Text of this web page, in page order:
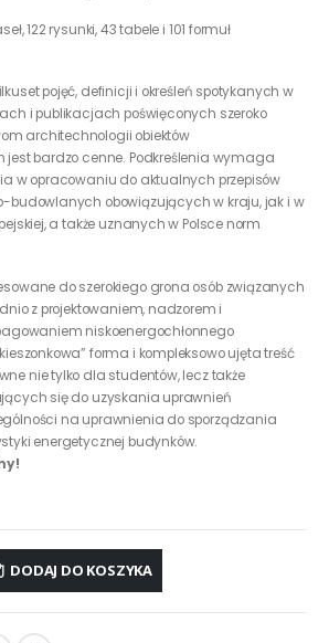
122 rysunki, 43 tabele i 101 formuł
pojęć, definicji i określeń spotykanych w
i publikacjach poświęconych szeroko
architechnologii obiektów
jest bardzo cenne. Podkreślenia wymaga
w opracowaniu do aktualnych przepisów
budowlanych obowiązujących w kraju, jak i w
a także uznanych w Polsce norm
do szerokiego grona osób związanych
z projektowaniem, nadzorem i
niskoenergochłonnego
forma i kompleksowo ujęta treść
nie tylko dla studentów, lecz także
się do uzyskania uprawnień
na uprawnienia do sporządzania
energetycznej budynków.
DODAJ DO KOSZYKA